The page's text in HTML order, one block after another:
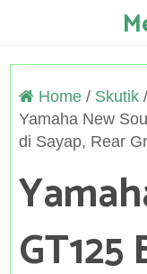
Home/ Skutik/
Yamaha New
di Sayap, Rear
GT125